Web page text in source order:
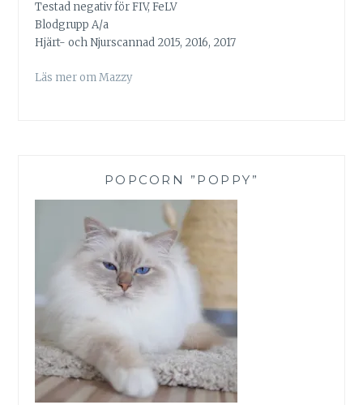
Testad negativ för FIV, FeLV
Blodgrupp A/a
Hjärt- och Njurscannad 2015, 2016, 2017
Läs mer om Mazzy
POPCORN ”POPPY”